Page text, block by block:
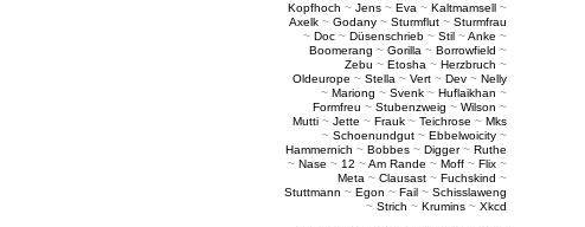
Kopfhoch ~ Jens ~ Eva ~ Kaltmamsell ~
Axelk ~ Godany ~ Sturmflut ~ Sturmfrau
~ Doc ~ Düsenschrieb ~ Stil ~Anke ~
Boomerang ~ Gorilla ~ Borrowfield ~
Zebu ~ Etosha ~ Herzbruch ~
Oldeurope ~ Stella ~ Vert ~ Dev ~ Nelly
~ Mariong ~ Svenk ~ Huflaikhan ~
Formfreu ~ Stubenzweig ~ Wilson ~
Mutti ~ Jette ~ Frauk ~ Teichrose ~ Mks
~ Schoenundgut ~ Ebbelwoicity ~
Hammernich ~ Bobbes ~ Digger~ Ruthe
~ Nase ~ 12 ~Am Rande ~ Moff ~ Flix ~
Meta ~ Clausast ~ Fuchskind ~
Stuttmann ~ Egon ~ Fail ~ Schisslaweng
~ Strich ~ Krumins ~ Xkcd